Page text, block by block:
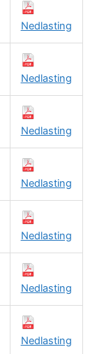
Nedlasting
Nedlasting
Nedlasting
Nedlasting
Nedlasting
Nedlasting
Nedlasting